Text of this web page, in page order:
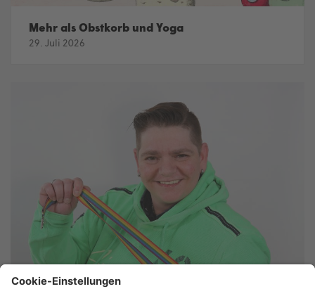
Mehr als Obstkorb und Yoga
29. Juli 2026